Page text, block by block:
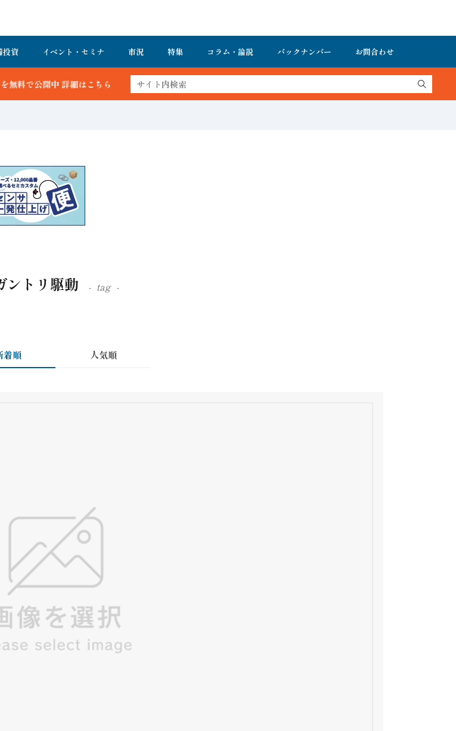
投資 イベント・セミナ 市況 特集 コラム・論説 バックナンバー お問合わせ
ちら
ントリ駆動 tag
着順 人気順